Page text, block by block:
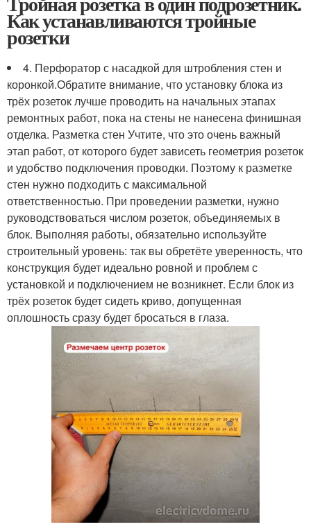
Как устанавливаются тройные
розетки
4. Перфоратор с насадкой для штробления стен и
коронкой.Обратите внимание, что установку блока из
трёх розеток лучше проводить на начальных этапах
ремонтных работ, пока на стены не нанесена финишная
отделка. Разметка стен Учтите, что это очень важный
этап работ, от которого будет зависеть геометрия розеток
и удобство подключения проводки. Поэтому к разметке
стен нужно подходить с максимальной
ответственностью. При проведении разметки, нужно
руководствоваться числом розеток, объединяемых в
блок. Выполняя работы, обязательно используйте
строительный уровень: так вы обретёте уверенность, что
конструкция будет идеально ровной и проблем с
установкой и подключением не возникнет. Если блок из
трёх розеток будет сидеть криво, допущенная
оплошность сразу будет бросаться в глаза.